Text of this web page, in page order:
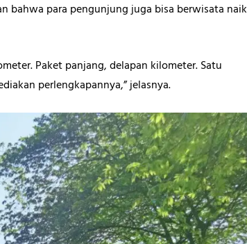
bahwa para pengunjung juga bisa berwisata naik
Paket panjang, delapan kilometer. Satu
perlengkapannya,” jelasnya.